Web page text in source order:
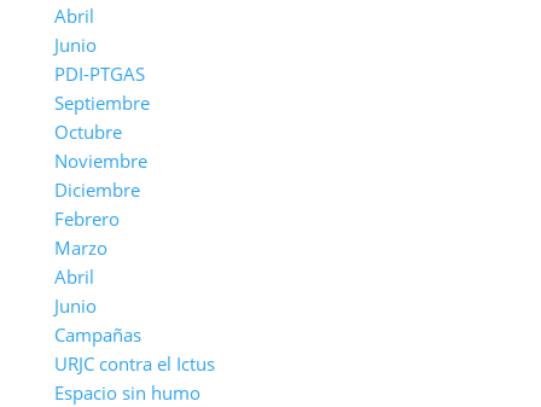
Abril
Junio
PDI-PTGAS
Septiembre
Octubre
Noviembre
Diciembre
Febrero
Marzo
Abril
Junio
Campañas
URJC contra el Ictus
Espacio sin humo